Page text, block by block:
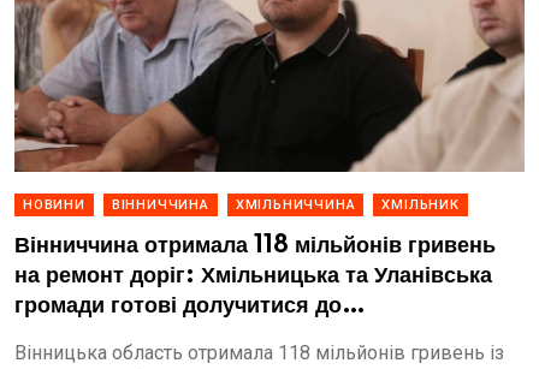
НОВИНИ ВІННИЧЧИНА ХМІЛЬНИЧЧИНА ХМІЛЬНИК
Вінниччина отримала 118 мільйонів гривень
на ремонт доріг: Хмільницька та Уланівська
громади готові долучитися до
Вінницька область отримала 118 мільйонів гривень із